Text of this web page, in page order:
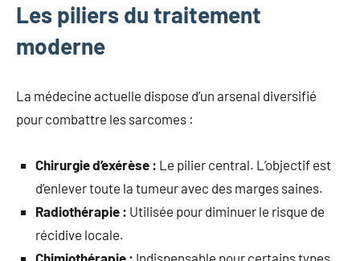
Les piliers du traitement
moderne
La médecine actuelle dispose d’un arsenal diversifié
pour combattre les sarcomes :
Chirurgie d’exérèse : Le pilier central. L’objectif est
d’enlever toute la tumeur avec des marges saines.
Radiothérapie : Utilisée pour diminuer le risque de
récidive locale.